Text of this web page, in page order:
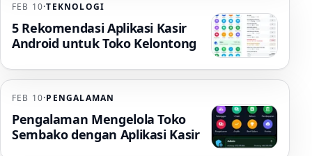
FEB 10·TEKNOLOGI
5 Rekomendasi Aplikasi Kasir
Android untuk Toko Kelontong
FEB 10·PENGALAMAN
Pengalaman Mengelola Toko
Sembako dengan Aplikasi Kasir